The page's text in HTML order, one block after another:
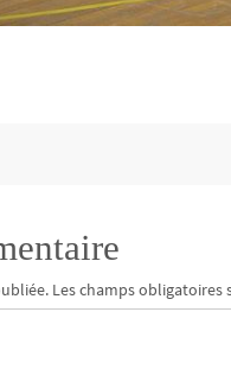
Les champs obligatoires